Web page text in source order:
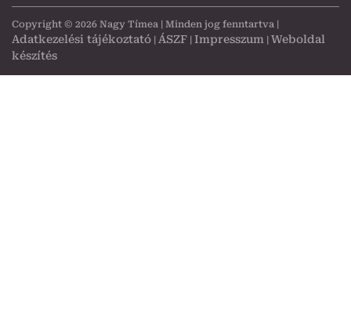
Copyright © 2026 Nagy Tímea | Minden jog fenntartva |
Adatkezelési tájékoztató ÁSZF Impresszum Weboldal
készítés